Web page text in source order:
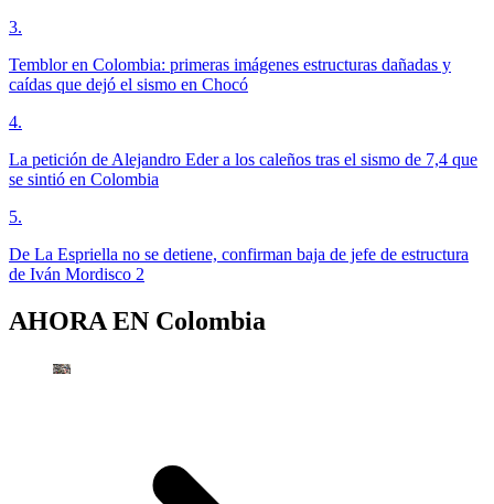
3.
Temblor en Colombia: primeras imágenes estructuras dañadas y
caídas que dejó el sismo en Chocó
4.
La petición de Alejandro Eder a los caleños tras el sismo de 7,4 que
se sintió en Colombia
5.
De La Espriella no se detiene, confirman baja de jefe de estructura
de Iván Mordisco 2
AHORA EN Colombia